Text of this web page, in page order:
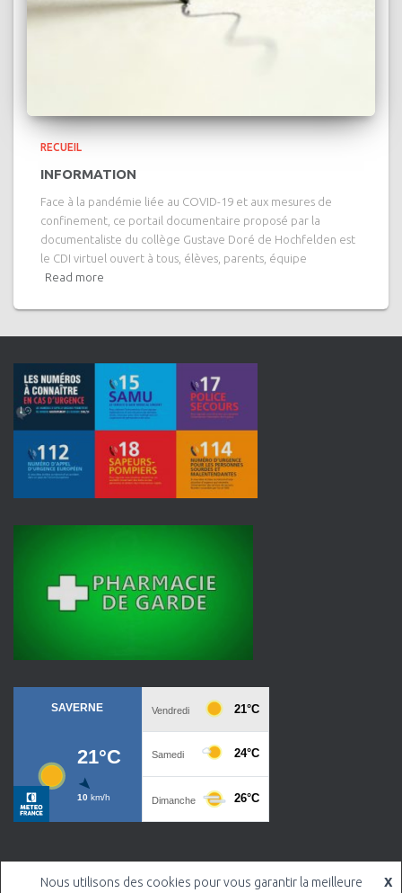
RECUEIL
INFORMATION
Face à la pandémie liée au COVID-19 et aux mesures de
confinement, ce portail documentaire proposé par la
documentaliste du collège Gustave Doré de Hochfelden est
le CDI virtuel ouvert à tous, élèves, parents, équipe
Read more
Nous utilisons des cookies pour vous garantir la meilleure X